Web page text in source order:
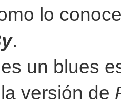
lo
.
un blues
versión de